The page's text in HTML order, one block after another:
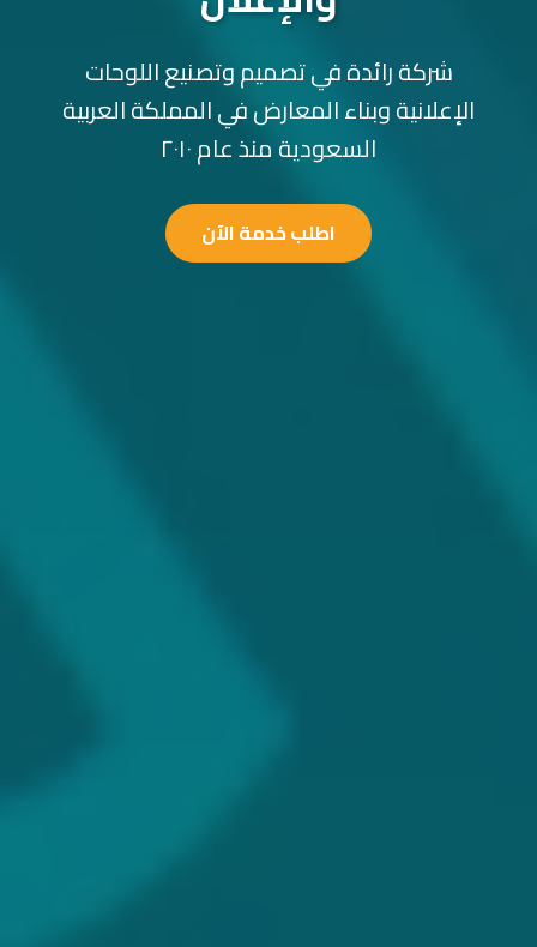
شركة رائدة في تصميم وتصنيع اللوحات
الإعلانية وبناء المعارض في المملكة العربية
السعودية منذ عام ٢٠١٠
اطلب خدمة الآن